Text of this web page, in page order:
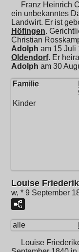
Franz Heinrich
ein unbekanntes
Landwirt. Er ist
Höfingen.
Christian
Adolph am 15 Juli
Oldendorf. Er
Adolph am 30
Familie
Kinder
Louise
w, * 9 September
alle
Louise